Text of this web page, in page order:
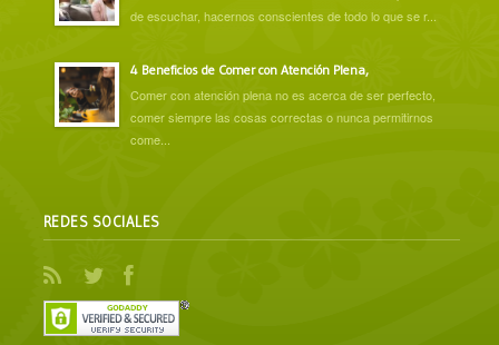
de escuchar, hacernos conscientes de todo lo que se r...
4 Beneficios de Comer con Atención Plena,
Comer con atención plena no es acerca de ser perfecto,
comer siempre las cosas correctas o nunca permitirnos
come...
REDES SOCIALES